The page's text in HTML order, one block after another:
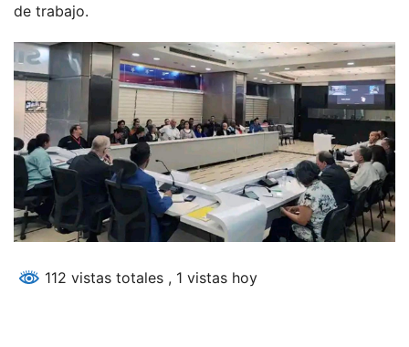
de trabajo.
112 vistas totales , 1 vistas hoy